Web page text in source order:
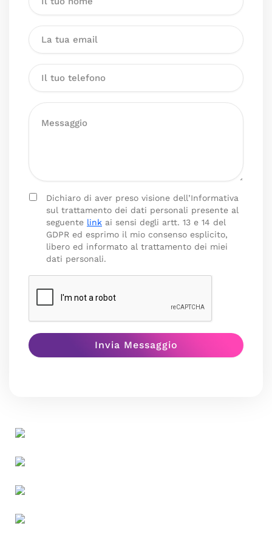
Dichiaro di aver preso visione dell’Informativa
sul trattamento dei dati personali presente al
seguente link ai sensi degli artt. 13 e 14 del
GDPR ed esprimo il mio consenso esplicito,
libero ed informato al trattamento dei miei
dati personali.